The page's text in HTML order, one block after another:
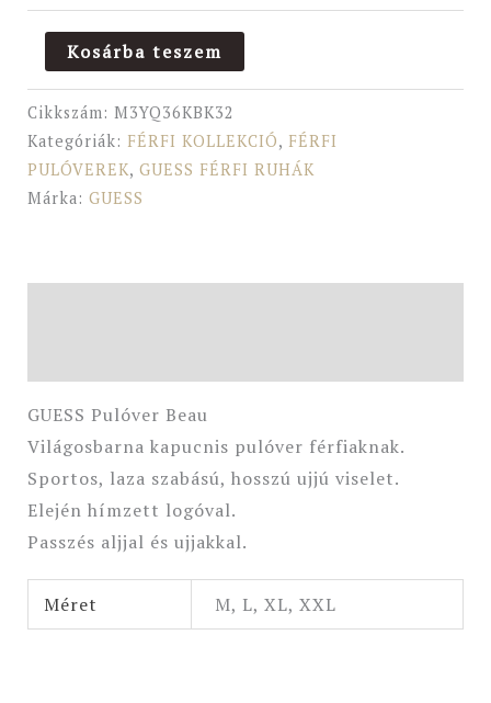
Kosárba teszem
Cikkszám: M3YQ36KBK32
Kategóriák: FÉRFI KOLLEKCIÓ, FÉRFI
PULÓVEREK, GUESS FÉRFI RUHÁK
Márka: GUESS
GUESS Pulóver Beau
Világosbarna kapucnis pulóver férfiaknak.
Sportos, laza szabású, hosszú ujjú viselet.
Elején hímzett logóval.
Passzés aljjal és ujjakkal.
Méret M, L, XL, XXL